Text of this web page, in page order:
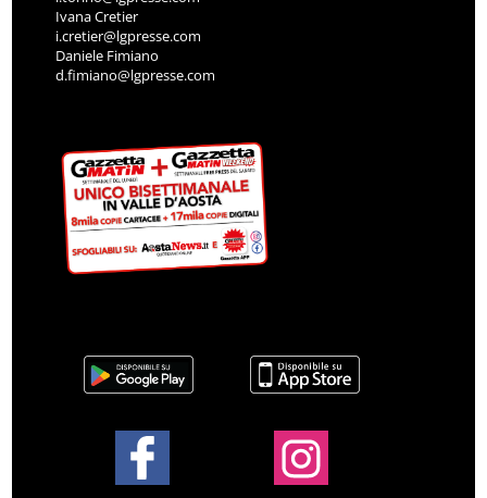
Ivana Cretier
i.cretier@lgpresse.com
Daniele Fimiano
d.fimiano@lgpresse.com